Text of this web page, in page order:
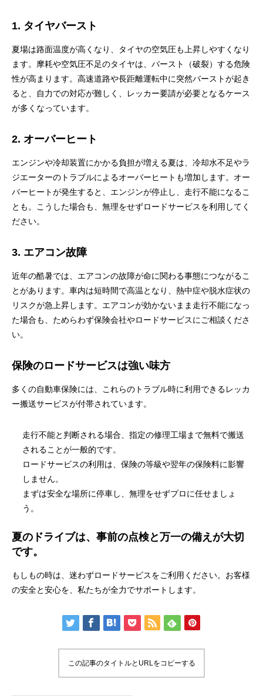
1. タイヤバースト
夏場は路面温度が高くなり、タイヤの空気圧も上昇しやすくなり
ます。摩耗や空気圧不足のタイヤは、バースト（破裂）する危険
性が高まります。高速道路や長距離運転中に突然バーストが起き
ると、自力での対応が難しく、レッカー要請が必要となるケース
が多くなっています。
2. オーバーヒート
エンジンや冷却装置にかかる負担が増える夏は、冷却水不足やラ
ジエーターのトラブルによるオーバーヒートも増加します。オー
バーヒートが発生すると、エンジンが停止し、走行不能になるこ
とも。こうした場合も、無理をせずロードサービスを利用してく
ださい。
3. エアコン故障
近年の酷暑では、エアコンの故障が命に関わる事態につながるこ
とがあります。車内は短時間で高温となり、熱中症や脱水症状の
リスクが急上昇します。エアコンが効かないまま走行不能になっ
た場合も、ためらわず保険会社やロードサービスにご相談くださ
い。
保険のロードサービスは強い味方
多くの自動車保険には、これらのトラブル時に利用できるレッカ
ー搬送サービスが付帯されています。
走行不能と判断される場合、指定の修理工場まで無料で搬送
されることが一般的です。
ロードサービスの利用は、保険の等級や翌年の保険料に影響
しません。
まずは安全な場所に停車し、無理をせずプロに任せましょ
う。
夏のドライブは、事前の点検と万一の備えが大切
です。
もしもの時は、迷わずロードサービスをご利用ください。お客様
の安全と安心を、私たちが全力でサポートします。
この記事のタイトルとURLをコピーする